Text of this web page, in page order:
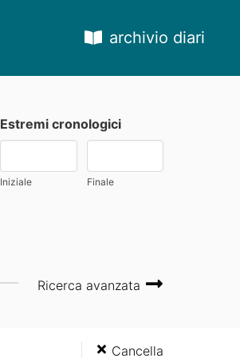
archivio diari
Estremi cronologici
Iniziale Finale
Ricerca avanzata
Cancella